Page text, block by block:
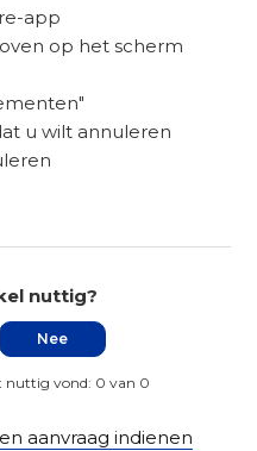
app
op het scherm
u wilt annuleren
nuttig?
Nee
nuttig vond: 0 van 0
aanvraag indienen